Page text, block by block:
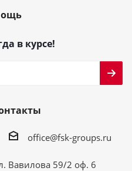
в курсе!
office@fsk-groups.ru
Вавилова 59/2 оф. 6